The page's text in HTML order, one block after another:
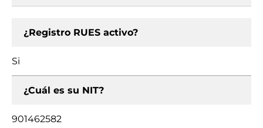
¿Registro RUES activo?
Si
¿Cuál es su NIT?
901462582